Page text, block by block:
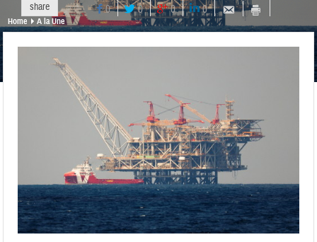
share 0 0 0 0
Home A la Une